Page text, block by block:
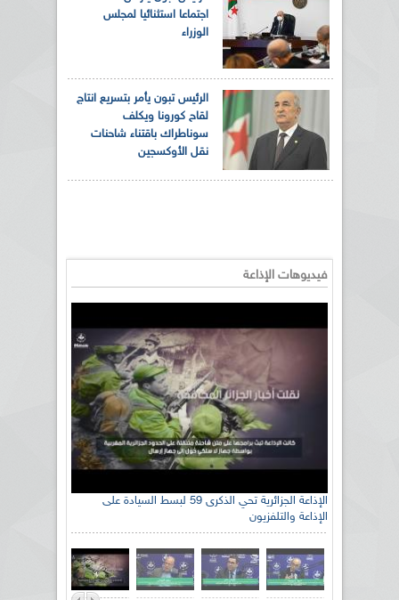
اجتماعا استثنائيا لمجلس
الوزراء
الرئيس تبون يأمر بتسريع انتاج
لقاح كورونا ويكلف
سوناطراك باقتناء شاحنات
نقل الأوكسجين
فيديوهات الإذاعة
الإذاعة الجزائرية تحي الذكرى 59 لبسط السيادة على
الإذاعة والتلفزيون